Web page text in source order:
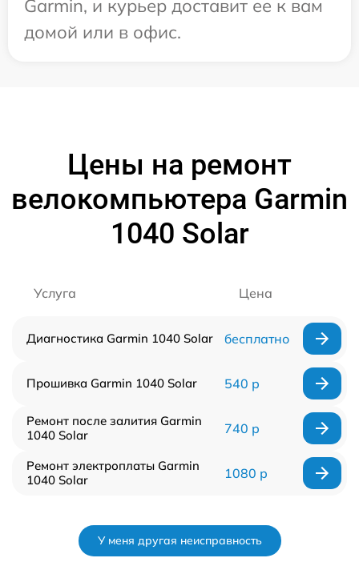
Garmin, и курьер доставит ее к вам
домой или в офис.
Цены на ремонт
велокомпьютера Garmin
1040 Solar
Услуга Цена
Диагностика Garmin 1040 Solar бесплатно
Прошивка Garmin 1040 Solar 540 р
Ремонт после залития Garmin
1040 Solar
740 р
Ремонт электроплаты Garmin
1040 Solar
1080 р
У меня другая неисправность